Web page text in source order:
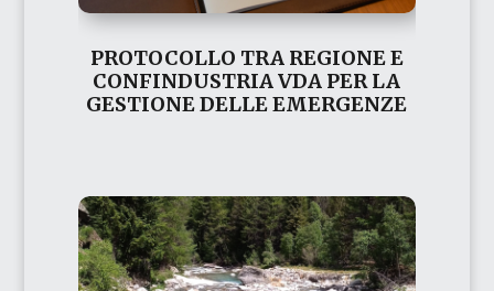
PROTOCOLLO TRA REGIONE E
CONFINDUSTRIA VDA PER LA
GESTIONE DELLE EMERGENZE